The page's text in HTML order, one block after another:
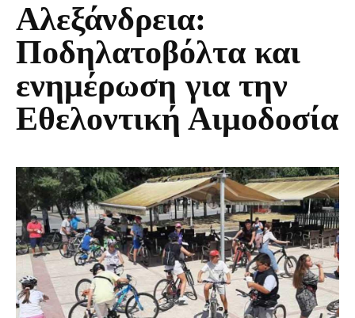
Αλεξάνδρεια:
Ποδηλατοβόλτα και
ενημέρωση για την
Εθελοντική Αιμοδοσία